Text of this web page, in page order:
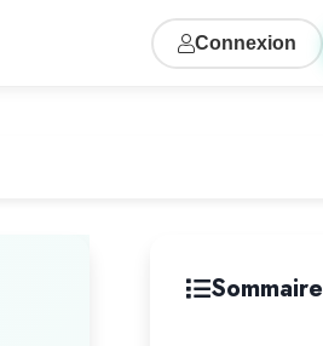
Connexion
Sommaire